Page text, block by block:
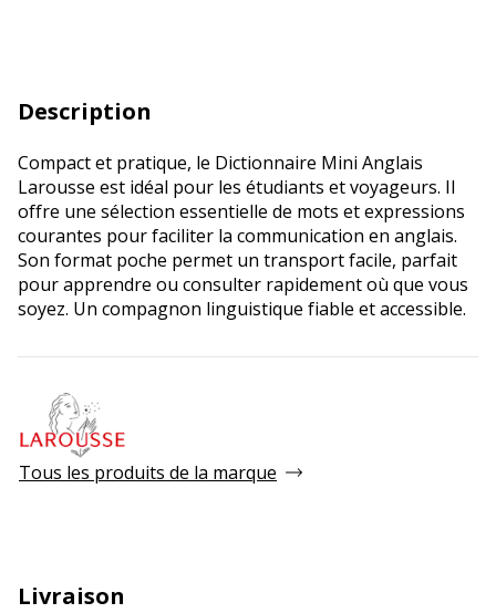
Description
Compact et pratique, le Dictionnaire Mini Anglais
Larousse est idéal pour les étudiants et voyageurs. Il
offre une sélection essentielle de mots et expressions
courantes pour faciliter la communication en anglais.
Son format poche permet un transport facile, parfait
pour apprendre ou consulter rapidement où que vous
soyez. Un compagnon linguistique fiable et accessible.
Tous les produits de la marque
Livraison